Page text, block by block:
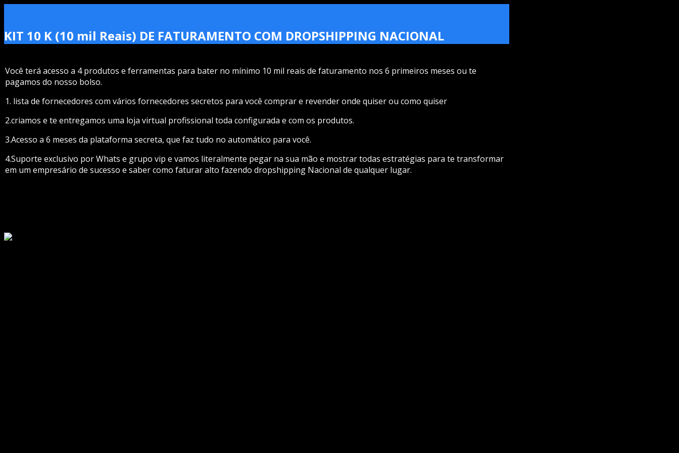
KIT 10 K (10 mil Reais) DE FATURAMENTO COM DROPSHIPPING NACIONAL
Você terá acesso a 4 produtos e ferramentas para bater no mínimo 10 mil reais de faturamento nos 6 primeiros meses ou te
pagamos do nosso bolso.
1. lista de fornecedores com vários fornecedores secretos para você comprar e revender onde quiser ou como quiser
2.criamos e te entregamos uma loja virtual profissional toda configurada e com os produtos.
3.Acesso a 6 meses da plataforma secreta, que faz tudo no automático para você.
4.Suporte exclusivo por Whats e grupo vip e vamos literalmente pegar na sua mão e mostrar todas estratégias para te transformar
em um empresário de sucesso e saber como faturar alto fazendo dropshipping Nacional de qualquer lugar.